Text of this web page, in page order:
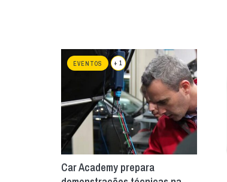
EVENTOS + 1
Car Academy prepara